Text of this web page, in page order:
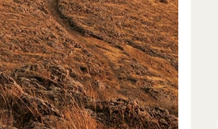
concentration
Creu Alta,
vins de la
blanc:
Blanco,
blancs